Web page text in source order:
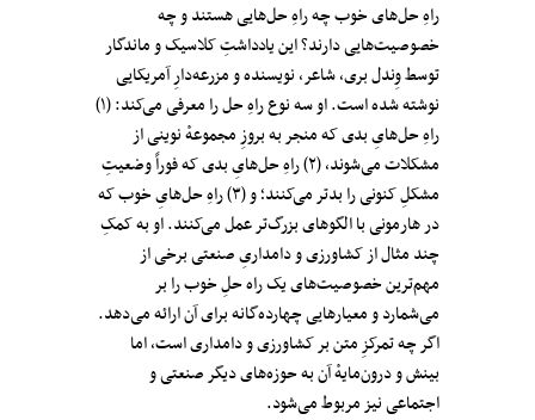
راهِ حل‌های خوب چه راهِ حل‌هایی هستند و چه
خصوصیت‌هایی دارند؟ این یادداشتِ کلاسیک و ماندگار
توسط وِندل بری، شاعر، نویسنده و مزرعه‌دارِ آمریکایی
نوشته شده است. او سه نوع راهِ حل را معرفی می‌کند: (۱)
راهِ حل‌هایِ بدی که منجر به بروزِ مجموعه‌ٔ نوینی از
مشکلات می‌شوند، (۲) راهِ حل‌هایِ بدی که فوراً وضعیتِ
مشکلِ کنونی را بدتر می‌کنند؛ و (۳) راهِ حل‌هایِ خوب که
در هارمونی با الگوهای بزرگ‌تر عمل می‌کنند. او به کمکِ
چند مثال‌ از کشاورزی و دامداریِ صنعتی برخی از
مهم‌ترین خصوصیت‌های یک راه حلِ خوب را بر
می‌شمارد و معیارهایی چهارده‌گانه برای آن ارائه می‌دهد.
اگر چه تمرکزِ متن بر کشاورزی و دامداری است، اما
بینش و درون‌مایهٔ آن به حوزه‌های دیگر صنعتی و
اجتماعی نیز مربوط می‌شود.